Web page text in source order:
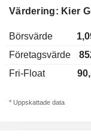
Värdering: Kier
Börsvärde
Företagsvärde
Fri-Float
* Uppskattade data